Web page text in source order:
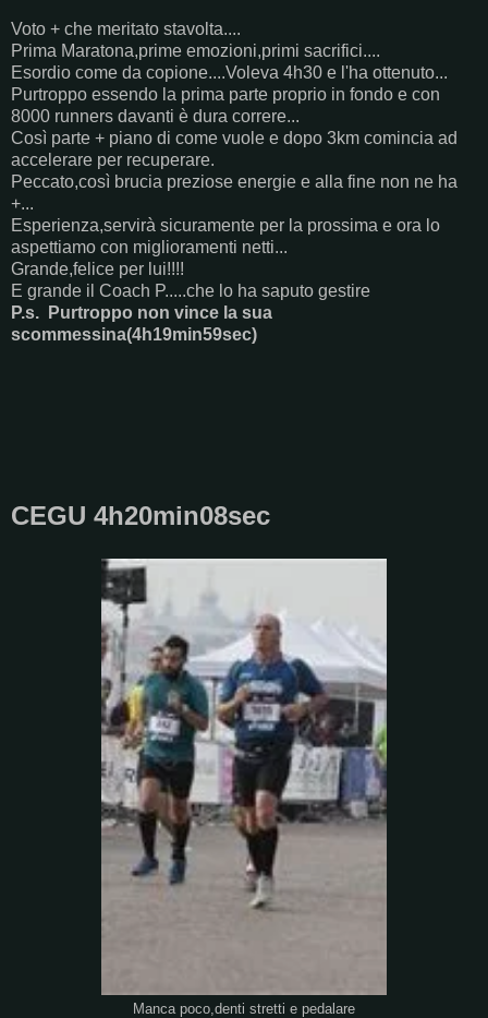
Voto + che meritato stavolta....
Prima Maratona,prime emozioni,primi sacrifici....
Esordio come da copione....Voleva 4h30 e l'ha ottenuto...
Purtroppo essendo la prima parte proprio in fondo e con
8000 runners davanti è dura correre...
Così parte + piano di come vuole e dopo 3km comincia ad
accelerare per recuperare.
Peccato,così brucia preziose energie e alla fine non ne ha
+...
Esperienza,servirà sicuramente per la prossima e ora lo
aspettiamo con miglioramenti netti...
Grande,felice per lui!!!!
E grande il Coach P.....che lo ha saputo gestire
P.s. Purtroppo non vince la sua
scommessina(4h19min59sec)
CEGU 4h20min08sec
Manca poco,denti stretti e pedalare